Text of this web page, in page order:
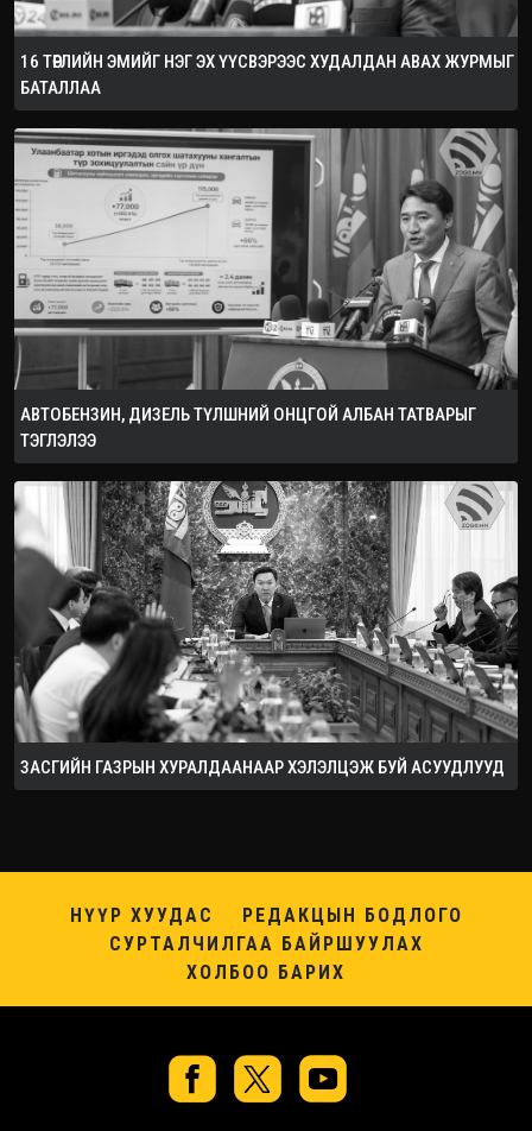
16 ТӨРЛИЙН ЭМИЙГ НЭГ ЭХ ҮҮСВЭРЭЭС ХУДАЛДАН АВАХ ЖУРМЫГ
БАТАЛЛАА
АВТОБЕНЗИН, ДИЗЕЛЬ ТҮЛШНИЙ ОНЦГОЙ АЛБАН ТАТВАРЫГ
ТЭГЛЭЛЭЭ
ЗАСГИЙН ГАЗРЫН ХУРАЛДААНААР ХЭЛЭЛЦЭЖ БУЙ АСУУДЛУУД
НҮҮР ХУУДАС
РЕДАКЦЫН БОДЛОГО
СУРТАЛЧИЛГАА БАЙРШУУЛАХ
ХОЛБОО БАРИХ